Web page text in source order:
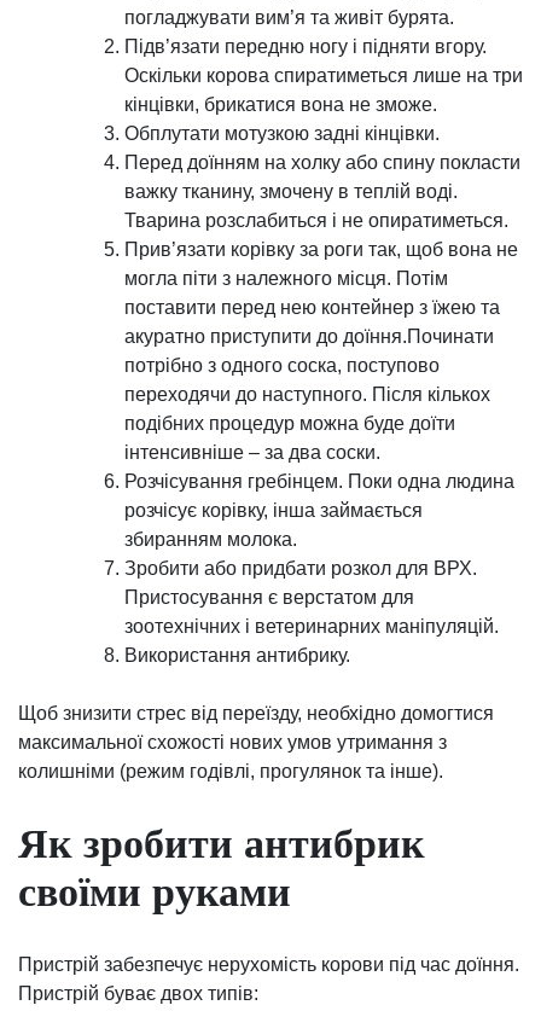
погладжувати вим’я та живіт бурята.
Підв’язати передню ногу і підняти вгору.
Оскільки корова спиратиметься лише на три
кінцівки, брикатися вона не зможе.
Обплутати мотузкою задні кінцівки.
Перед доїнням на холку або спину покласти
важку тканину, змочену в теплій воді.
Тварина розслабиться і не опиратиметься.
Прив’язати корівку за роги так, щоб вона не
могла піти з належного місця. Потім
поставити перед нею контейнер з їжею та
акуратно приступити до доїння.Починати
потрібно з одного соска, поступово
переходячи до наступного. Після кількох
подібних процедур можна буде доїти
інтенсивніше – за два соски.
Розчісування гребінцем. Поки одна людина
розчісує корівку, інша займається
збиранням молока.
Зробити або придбати розкол для ВРХ.
Пристосування є верстатом для
зоотехнічних і ветеринарних маніпуляцій.
Використання антибрику.
Щоб знизити стрес від переїзду, необхідно домогтися
максимальної схожості нових умов утримання з
колишніми (режим годівлі, прогулянок та інше).
Як зробити антибрик
своїми руками
Пристрій забезпечує нерухомість корови під час доїння.
Пристрій буває двох типів: